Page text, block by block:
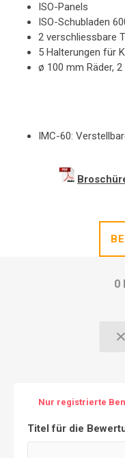
ISO-Panels
ISO-Schubladen
2 verschliessbare
5 Halterungen für
ø 100 mm Räder,
IMC-60:
0
Nur registrierte
Titel für die